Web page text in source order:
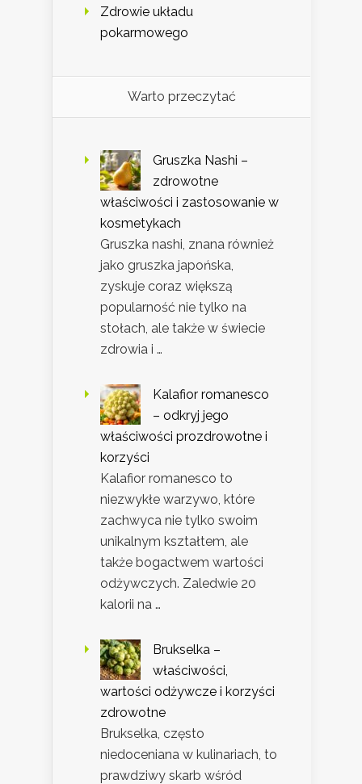
Zdrowie układu
pokarmowego
Warto przeczytać
Gruszka Nashi –
zdrowotne
właściwości i zastosowanie w
kosmetykach
Gruszka nashi, znana również
jako gruszka japońska,
zyskuje coraz większą
popularność nie tylko na
stołach, ale także w świecie
zdrowia i …
Kalafior romanesco
– odkryj jego
właściwości prozdrowotne i
korzyści
Kalafior romanesco to
niezwykłe warzywo, które
zachwyca nie tylko swoim
unikalnym kształtem, ale
także bogactwem wartości
odżywczych. Zaledwie 20
kalorii na …
Brukselka –
właściwości,
wartości odżywcze i korzyści
zdrowotne
Brukselka, często
niedoceniana w kulinariach, to
prawdziwy skarb wśród